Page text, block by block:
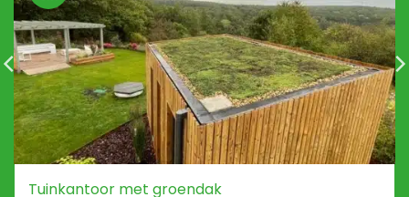
Tuinkantoor met groendak